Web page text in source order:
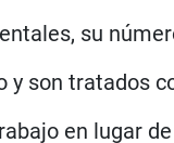
su
y son tratados
en lugar